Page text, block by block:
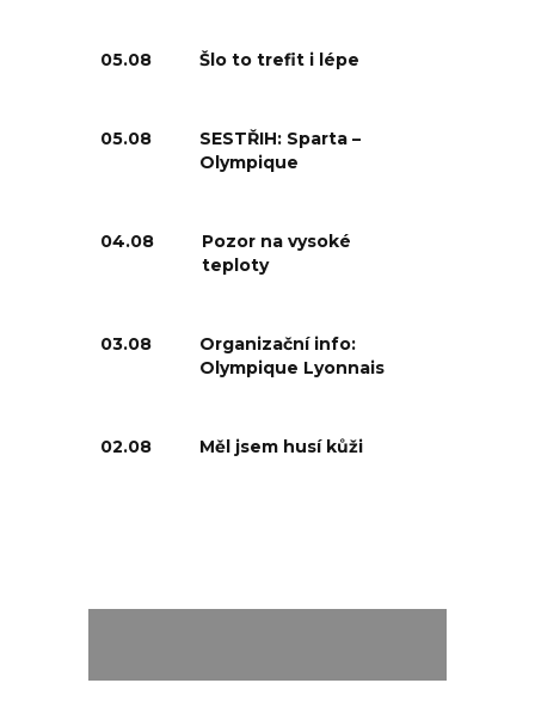
05.08 Šlo to trefit i lépe
05.08
SESTŘIH: Sparta –
Olympique
04.08
Pozor na vysoké
teploty
03.08
Organizační info:
Olympique Lyonnais
02.08 Měl jsem husí kůži